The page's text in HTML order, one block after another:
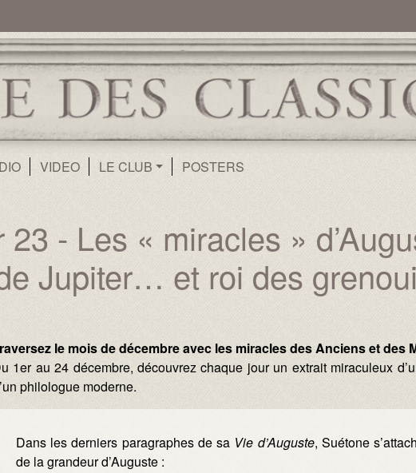
VIDEO LE CLUB POSTERS
- Les « miracles »
Jupiter… et roi des
le mois de décembre avec les miracles des Anciens et des
1er au 24 décembre, découvrez chaque jour un extrait miraculeux
philologue moderne.
Dans les derniers paragraphes de sa Vie d’Auguste, Suétone
de la grandeur d’Auguste :